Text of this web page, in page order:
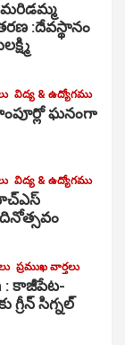
మరిడమ్మ
:దేవస్థానం
విద్య & ఉద్యోగము
ఘనంగా
విద్య & ఉద్యోగము
ప్రముఖ వార్తలు
: కాజీపేట-
గ్రీన్ సిగ్నల్